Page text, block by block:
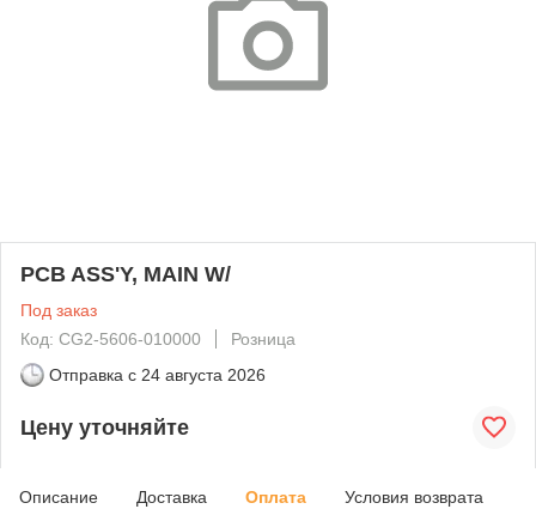
PCB ASS'Y, MAIN W/
Под заказ
Код: CG2-5606-010000
Розница
Отправка с 24 августа 2026
Цену уточняйте
Описание Доставка Оплата Условия возврата